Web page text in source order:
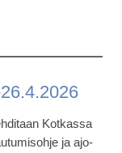
Kotkassa
ja ajo-